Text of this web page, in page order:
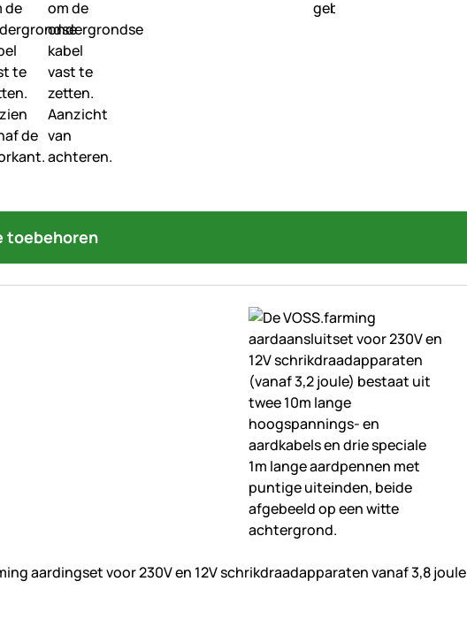
toebehoren
aardingset voor 230V en 12V schrikdraadapparaten vanaf 3,8 joule